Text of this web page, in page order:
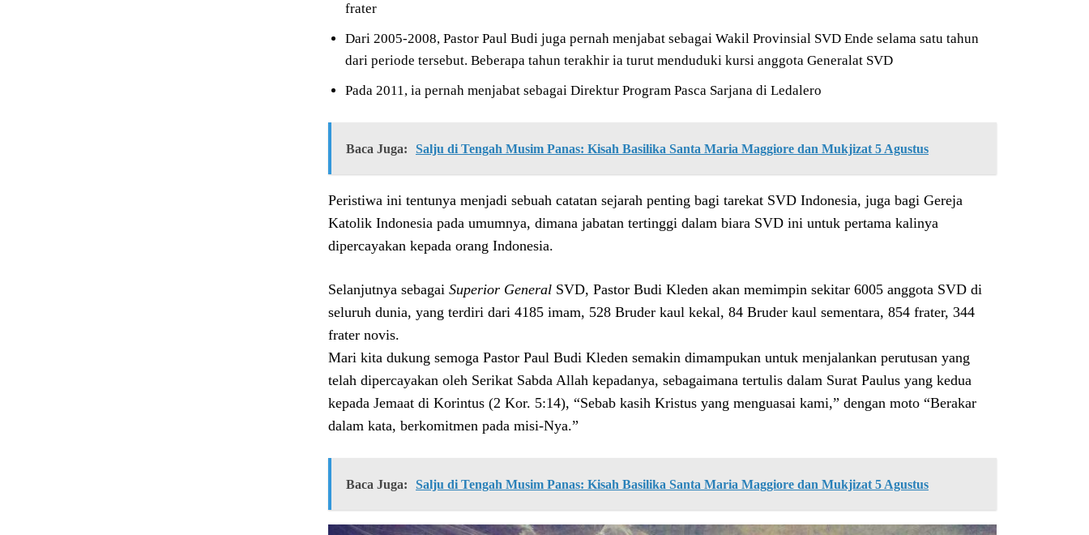
frater
Dari 2005-2008, Pastor Paul Budi juga pernah menjabat sebagai Wakil Provinsial SVD Ende selama satu tahun
dari periode tersebut. Beberapa tahun terakhir ia turut menduduki kursi anggota Generalat SVD
Pada 2011, ia pernah menjabat sebagai Direktur Program Pasca Sarjana di Ledalero
Baca Juga: Salju di Tengah Musim Panas: Kisah Basilika Santa Maria Maggiore dan Mukjizat 5 Agustus
Peristiwa ini tentunya menjadi sebuah catatan sejarah penting bagi tarekat SVD Indonesia, juga bagi Gereja
Katolik Indonesia pada umumnya, dimana jabatan tertinggi dalam biara SVD ini untuk pertama kalinya
dipercayakan kepada orang Indonesia.
Selanjutnya sebagai Superior General SVD, Pastor Budi Kleden akan memimpin sekitar 6005 anggota SVD di
seluruh dunia, yang terdiri dari 4185 imam, 528 Bruder kaul kekal, 84 Bruder kaul sementara, 854 frater, 344
frater novis.
Mari kita dukung semoga Pastor Paul Budi Kleden semakin dimampukan untuk menjalankan perutusan yang
telah dipercayakan oleh Serikat Sabda Allah kepadanya, sebagaimana tertulis dalam Surat Paulus yang kedua
kepada Jemaat di Korintus (2 Kor. 5:14), “Sebab kasih Kristus yang menguasai kami,” dengan moto “Berakar
dalam kata, berkomitmen pada misi-Nya.”
Baca Juga: Salju di Tengah Musim Panas: Kisah Basilika Santa Maria Maggiore dan Mukjizat 5 Agustus